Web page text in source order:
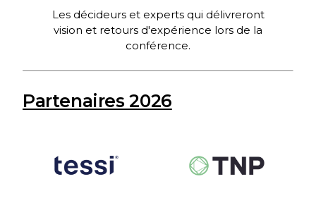
Les décideurs et experts qui délivreront
vision et retours d'expérience lors de la
conférence.
Partenaires 2026